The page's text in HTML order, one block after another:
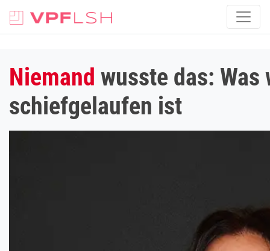
Niemand wusste das:
schiefgelaufen ist